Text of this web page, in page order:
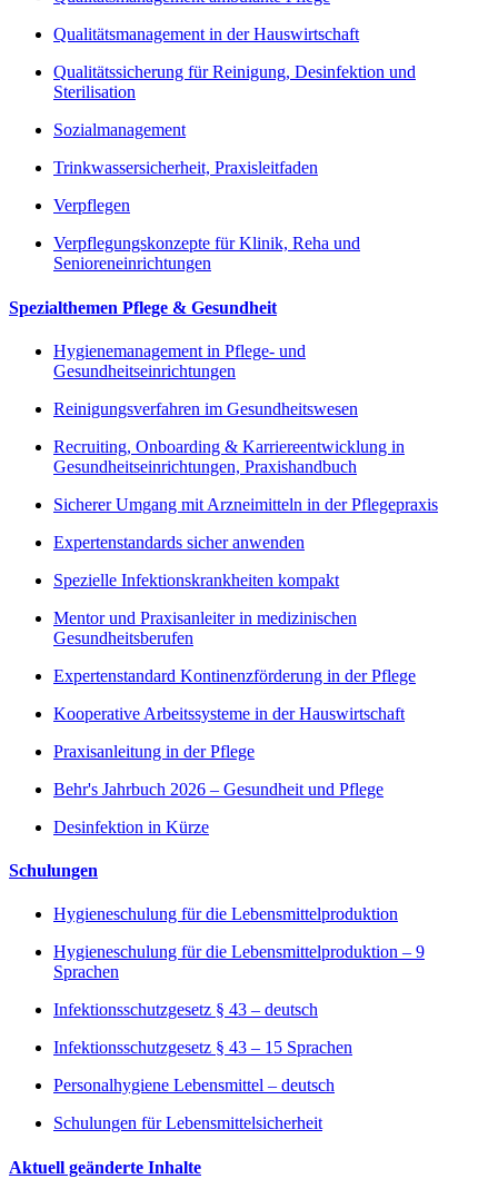
Qualitätsmanagement in der Hauswirtschaft
Qualitätssicherung für Reinigung, Desinfektion und
Sterilisation
Sozialmanagement
Trinkwassersicherheit, Praxisleitfaden
Verpflegen
Verpflegungskonzepte für Klinik, Reha und
Senioreneinrichtungen
Spezialthemen Pflege & Gesundheit
Hygienemanagement in Pflege- und
Gesundheitseinrichtungen
Reinigungsverfahren im Gesundheitswesen
Recruiting, Onboarding & Karriereentwicklung in
Gesundheitseinrichtungen, Praxishandbuch
Sicherer Umgang mit Arzneimitteln in der Pflegepraxis
Expertenstandards sicher anwenden
Spezielle Infektionskrankheiten kompakt
Mentor und Praxisanleiter in medizinischen
Gesundheitsberufen
Expertenstandard Kontinenzförderung in der Pflege
Kooperative Arbeitssysteme in der Hauswirtschaft
Praxisanleitung in der Pflege
Behr's Jahrbuch 2026 – Gesundheit und Pflege
Desinfektion in Kürze
Schulungen
Hygieneschulung für die Lebensmittelproduktion
Hygieneschulung für die Lebensmittelproduktion – 9
Sprachen
Infektionsschutzgesetz § 43 – deutsch
Infektionsschutzgesetz § 43 – 15 Sprachen
Personalhygiene Lebensmittel – deutsch
Schulungen für Lebensmittelsicherheit
Aktuell geänderte Inhalte